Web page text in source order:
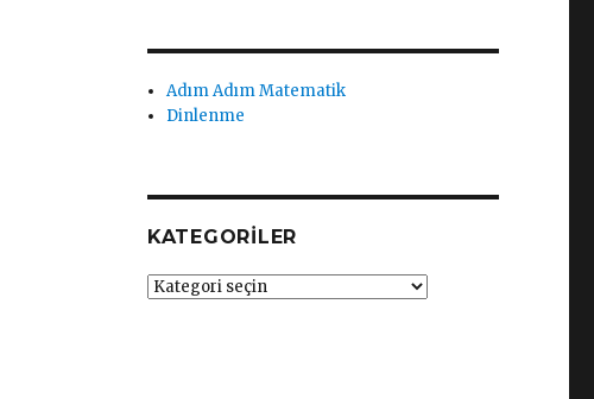
Adım Adım Matematik
Dinlenme
KATEGORILER
Kategoriler